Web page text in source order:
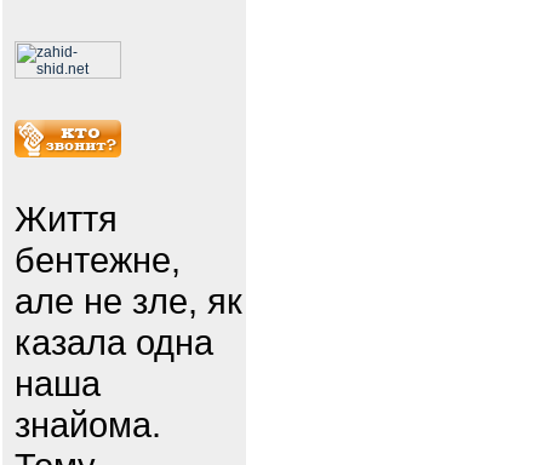
Життя
бентежне,
але не зле, як
казала одна
наша
знайома.